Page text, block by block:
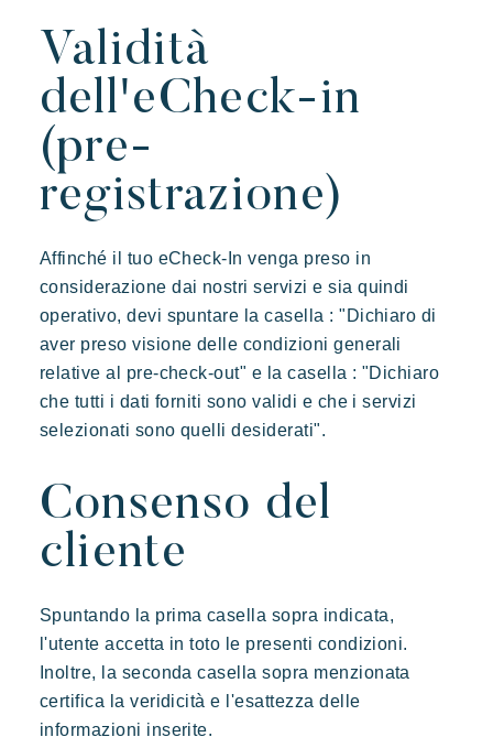
Validità
dell'eCheck-in
(pre-
registrazione)
Affinché il tuo eCheck-In venga preso in
considerazione dai nostri servizi e sia quindi
operativo, devi spuntare la casella : "Dichiaro di
aver preso visione delle condizioni generali
relative al pre-check-out" e la casella : "Dichiaro
che tutti i dati forniti sono validi e che i servizi
selezionati sono quelli desiderati".
Consenso del
cliente
Spuntando la prima casella sopra indicata,
l'utente accetta in toto le presenti condizioni.
Inoltre, la seconda casella sopra menzionata
certifica la veridicità e l'esattezza delle
informazioni inserite.